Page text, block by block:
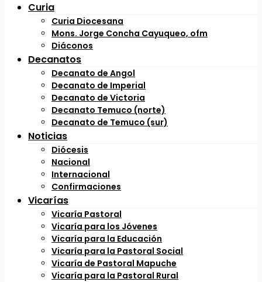
Curia
Curia Diocesana
Mons. Jorge Concha Cayuqueo, ofm
Diáconos
Decanatos
Decanato de Angol
Decanato de Imperial
Decanato de Victoria
Decanato Temuco (norte)
Decanato de Temuco (sur)
Noticias
Diócesis
Nacional
Internacional
Confirmaciones
Vicarías
Vicaría Pastoral
Vicaría para los Jóvenes
Vicaría para la Educación
Vicaría para la Pastoral Social
Vicaría de Pastoral Mapuche
Vicaría para la Pastoral Rural